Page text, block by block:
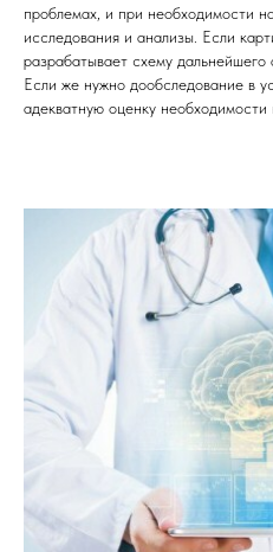
проблемах, и при необходимости
исследования и анализы. Если
разрабатывает схему дальнейшего
Если же нужно дообследование в
адекватную оценку необходимости